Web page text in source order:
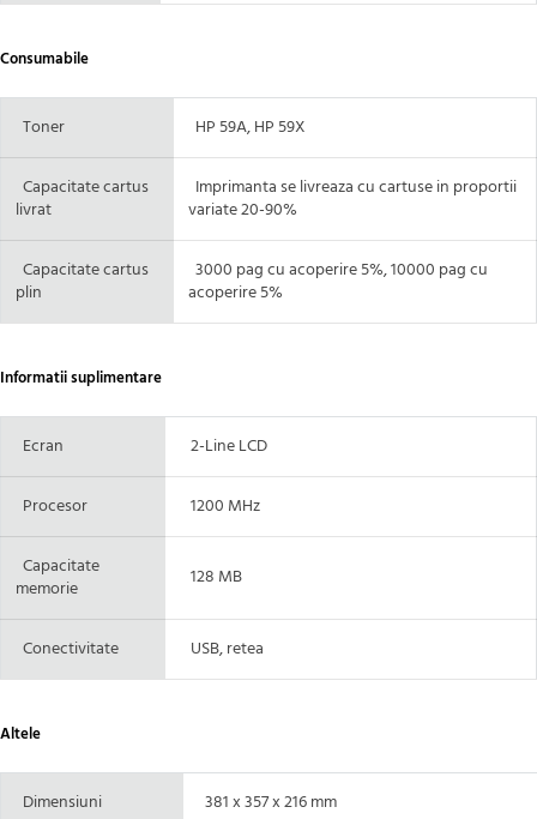
Consumabile
Toner HP 59A, HP 59X
Capacitate cartus
livrat
Imprimanta se livreaza cu cartuse in proportii
variate 20-90%
Capacitatecartus
plin
3000 pag cu acoperire 5%, 10000 pag cu
acoperire 5%
Informatii suplimentare
Ecran 2-Line LCD
Procesor 1200 MHz
Capacitate
memorie
128 MB
Conectivitate USB, retea
Altele
Dimensiuni 381 x 357 x 216 mm